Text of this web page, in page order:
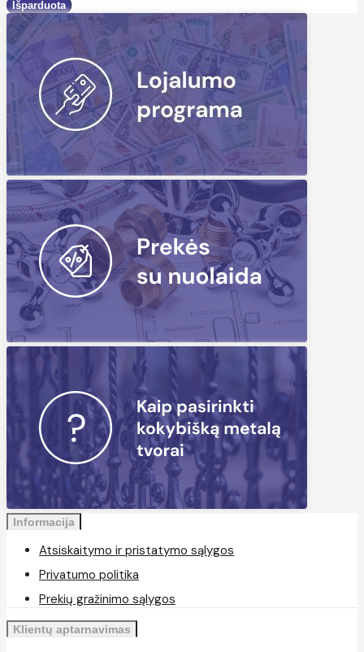
Informacija
Atsiskaitymo ir pristatymo sąlygos
Privatumo politika
Prekių gražinimo sąlygos
Klientų aptarnavimas